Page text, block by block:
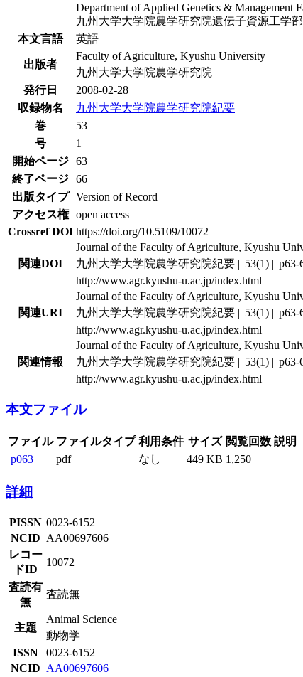
Department of Applied Genetics & Management
九州大学大学院農学研究院遺伝子資源工学
本文言語
英語
出版者
Faculty of Agriculture, Kyushu University
九州大学大学院農学研究院
発行日
2008-02-28
収録物名
九州大学大学院農学研究院紀要
巻
53
号
1
開始ページ 63
終了ページ 66
出版タイプ Version of Record
アクセス権 open access
Crossref DOI https://doi.org/10.5109/10072
関連DOI
Journal of the Faculty of Agriculture, Kyushu
九州大学大学院農学研究院紀要 || 53(1) || p63-
http://www.agr.kyushu-u.ac.jp/index.html
関連URI
Journal of the Faculty of Agriculture, Kyushu
九州大学大学院農学研究院紀要 || 53(1) || p63-
http://www.agr.kyushu-u.ac.jp/index.html
関連情報
Journal of the Faculty of Agriculture, Kyushu
九州大学大学院農学研究院紀要 || 53(1) || p63-
http://www.agr.kyushu-u.ac.jp/index.html
本文ファイル
ファイル ファイルタイプ 利用条件 サイズ 閲覧回数 説明
p063
pdf なし 449 KB 1,250
詳細
PISSN 0023-6152
NCID AA00697606
レコー
ドID
10072
査読有
無
査読無
主題
Animal Science
動物学
ISSN
0023-6152
NCID AA00697606